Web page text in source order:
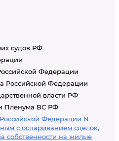
судов РФ
Федерации
Российской Федерации
власти РФ
Пленума ВС РФ
Федерации N
с оспариванием сделок,
собственности на жилые